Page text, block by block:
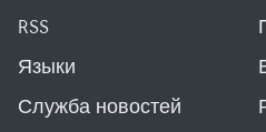
RSS
Языки
Служба новостей